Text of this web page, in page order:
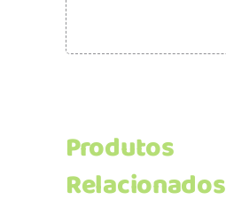
Produtos
Relacionados